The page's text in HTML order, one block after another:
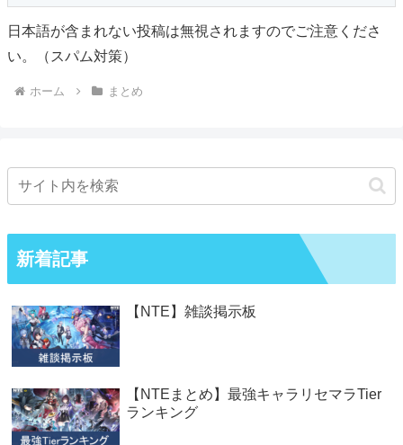
日本語が含まれない投稿は無視されますのでご注意くださ
い。（スパム対策）
ホーム まとめ
新着記事
【NTE】雑談掲示板
【NTEまとめ】最強キャラリセマラTier
ランキング